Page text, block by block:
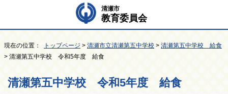
清瀬市
教育委員会
現在の位置： トップページ > 清瀬市立清瀬第五中学校 > 清瀬第五中学校 給食
> 清瀬第五中学校 令和5年度 給食
清瀬第五中学校 令和5年度 給食